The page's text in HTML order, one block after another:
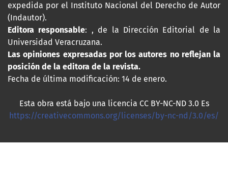
expedida por el Instituto Nacional del Derecho de Autor
(Indautor).
Editora responsable: , de la Dirección Editorial de la
Universidad Veracruzana.
Las opiniones expresadas por los autores no reflejan la
posición de la editora de la revista.
Fecha de última modificación: 14 de enero.
Esta obra está bajo una licencia CC BY-NC-ND 3.0 Es
https://creativecommons.org/licenses/by-nc-nd/3.0/es/